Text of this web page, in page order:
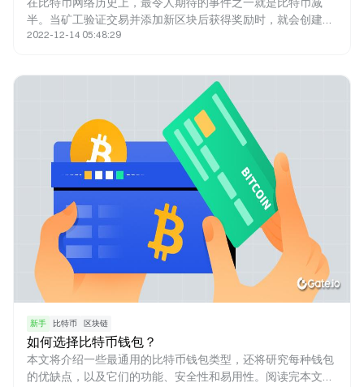
半。当矿工验证交易并添加新区块后获得奖励时，就会创建新
的比特币。新铸造的比特币就是奖励的来源。比特币减半减少
时发行取决于政府的决定，而比特币则不同，其发行上限为
21,000,000枚。减半是一种调节比特币产量的方法，同时有助
于抑制通货膨胀，因为减半让比特币的铸造无法超过发行量上
限。本文将深入研究比特币减半及其重要性。
2022-12-14 05:48:29
新手 比特币 区块链
如何选择比特币钱包？
本文将介绍一些最通用的比特币钱包类型，还将研究每种钱包
的优缺点，以及它们的功能、安全性和易用性。阅读完本文，